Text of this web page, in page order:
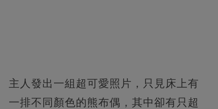
主人發出一組超可愛照片，只見床上有
一排不同顏色的熊布偶，其中卻有只超